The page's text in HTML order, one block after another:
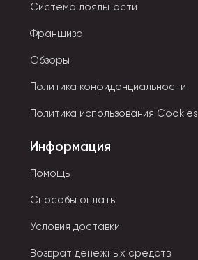
Система лояльности
Франшиза
Обзоры
Политика конфиденциальности
Политика использования Cookies
Информация
Помощь
Способы оплаты
Условия доставки
Возврат денежных средств